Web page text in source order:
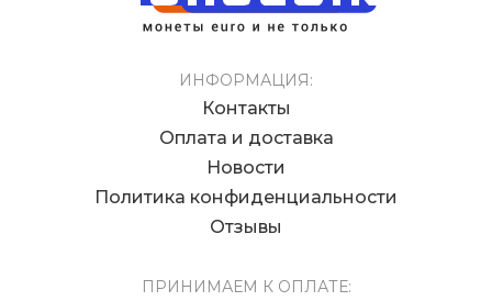
ИНФОРМАЦИЯ:
Контакты
Оплата и доставка
Новости
Политика конфиденциальности
Отзывы
ПРИНИМАЕМ К ОПЛАТЕ: